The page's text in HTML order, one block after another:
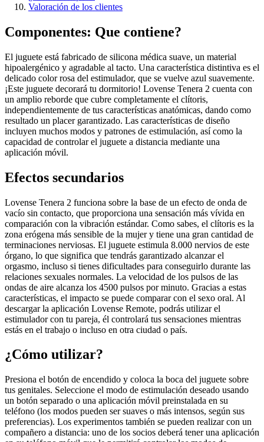
Valoración de los clientes
Componentes: Que contiene?
El juguete está fabricado de silicona médica suave, un material
hipoalergénico y agradable al tacto. Una característica distintiva es el
delicado color rosa del estimulador, que se vuelve azul suavemente.
¡Este juguete decorará tu dormitorio! Lovense Tenera 2 cuenta con
un amplio reborde que cubre completamente el clítoris,
independientemente de tus características anatómicas, dando como
resultado un placer garantizado. Las características de diseño
incluyen muchos modos y patrones de estimulación, así como la
capacidad de controlar el juguete a distancia mediante una
aplicación móvil.
Efectos secundarios
Lovense Tenera 2 funciona sobre la base de un efecto de onda de
vacío sin contacto, que proporciona una sensación más vívida en
comparación con la vibración estándar. Como sabes, el clítoris es la
zona erógena más sensible de la mujer y tiene una gran cantidad de
terminaciones nerviosas. El juguete estimula 8.000 nervios de este
órgano, lo que significa que tendrás garantizado alcanzar el
orgasmo, incluso si tienes dificultades para conseguirlo durante las
relaciones sexuales normales. La velocidad de los pulsos de las
ondas de aire alcanza los 4500 pulsos por minuto. Gracias a estas
características, el impacto se puede comparar con el sexo oral. Al
descargar la aplicación Lovense Remote, podrás utilizar el
estimulador con tu pareja, él controlará tus sensaciones mientras
estás en el trabajo o incluso en otra ciudad o país.
¿Cómo utilizar?
Presiona el botón de encendido y coloca la boca del juguete sobre
tus genitales. Seleccione el modo de estimulación deseado usando
un botón separado o una aplicación móvil preinstalada en su
teléfono (los modos pueden ser suaves o más intensos, según sus
preferencias). Los experimentos también se pueden realizar con un
compañero a distancia: uno de los socios deberá tener una aplicación